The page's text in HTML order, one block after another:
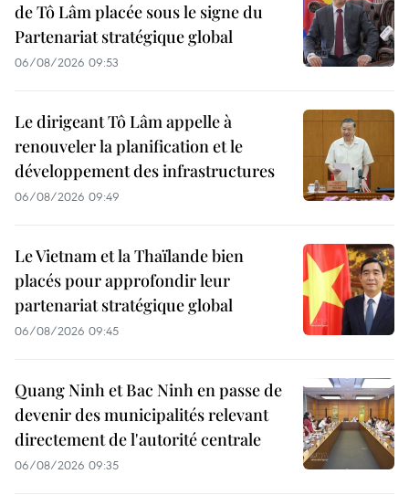
de Tô Lâm placée sous le signe du
Partenariat stratégique global
06/08/2026 09:53
Le dirigeant Tô Lâm appelle à
renouveler la planification et le
développement des infrastructures
06/08/2026 09:49
Le Vietnam et la Thaïlande bien
placés pour approfondir leur
partenariat stratégique global
06/08/2026 09:45
Quang Ninh et Bac Ninh en passe de
devenir des municipalités relevant
directement de l'autorité centrale
06/08/2026 09:35